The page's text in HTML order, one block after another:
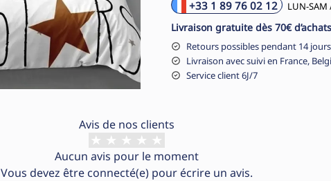
+33 1 89 76 02 12 LUN-SAM
Livraison gratuite dès 70€ d’achats
Retours possibles pendant 14 jours
Livraison avec suivi en France,
Service client 6J/7
Avis de nos clients
Aucun avis pour le moment
Vous devez être connecté(e) pour écrire un avis.